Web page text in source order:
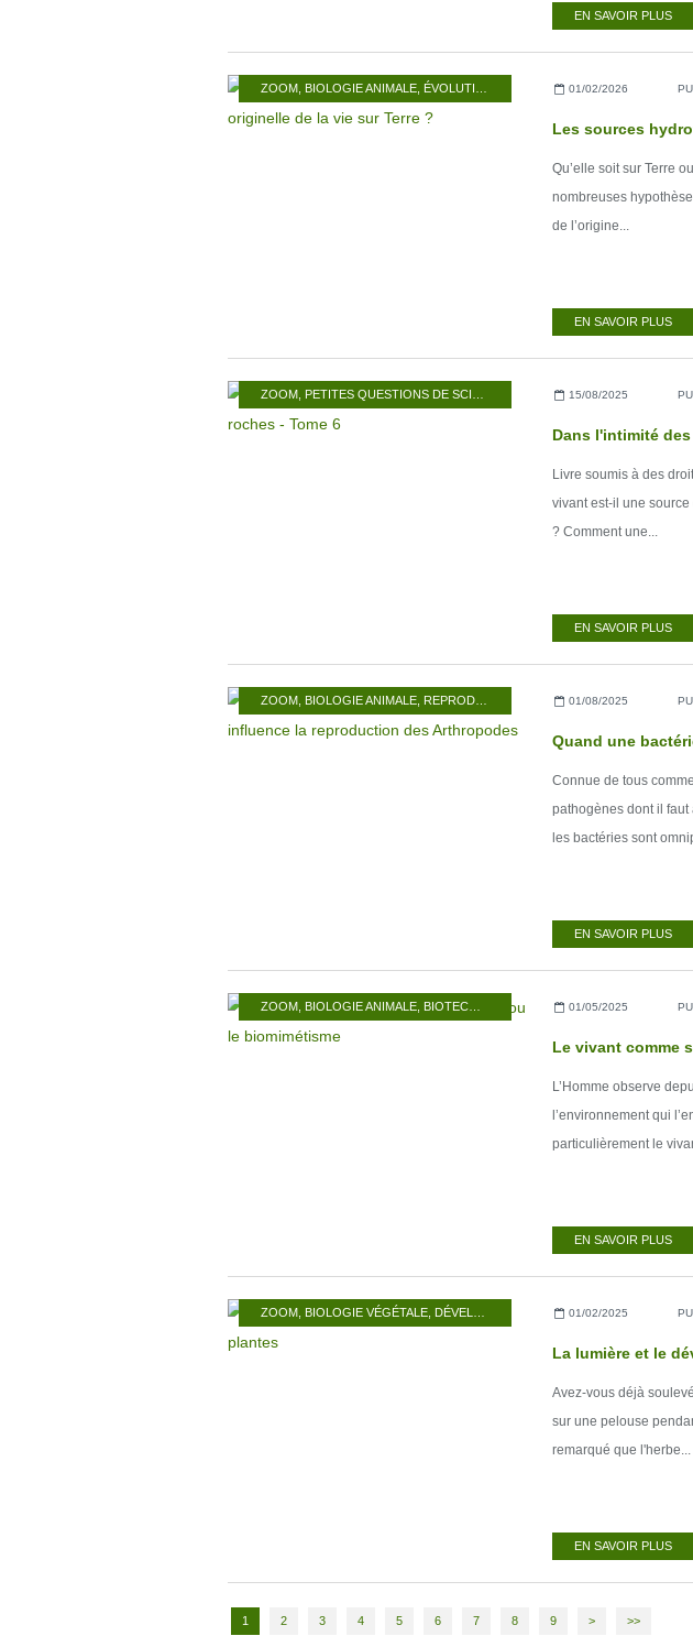
EN SAVOIR PLUS
ZOOM BIOLOGIE ANIMALE ÉVOLUTION 01/02/2026
Qu’elle soit sur Terre
nombreuses
de l’origine...
EN SAVOIR PLUS
ZOOM PETITES QUESTIONS DE SCIENCES NATURELLES ,LIVRES
15/08/2025
Livre soumis à des
vivant est-il une
? Comment une...
EN SAVOIR PLUS
ZOOM BIOLOGIE ANIMALE REPRODUCTION 01/08/2025
Connue de tous
pathogènes dont il faut
les bactéries sont
EN SAVOIR PLUS
ZOOM BIOLOGIE ANIMALE BIOTECHNOLOGIE 01/05/2025
L’Homme observe
l’environnement qui
particulièrement le
EN SAVOIR PLUS
ZOOM BIOLOGIE VÉGÉTALE DÉVELOPPEMENT 01/02/2025
Avez-vous déjà
sur une pelouse
remarqué que l'herbe...
EN SAVOIR PLUS
1 2 3 4 5 6 7 8 9 > >>